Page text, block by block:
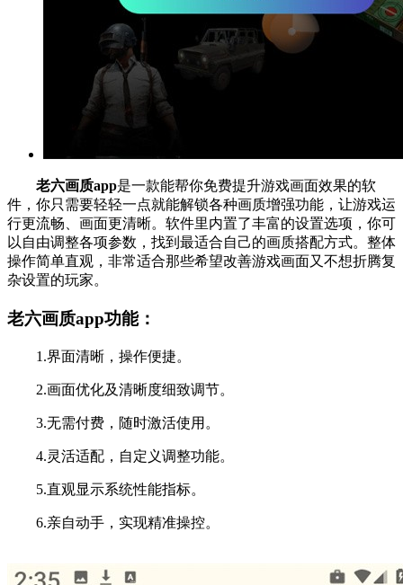
老六画质app是一款能帮你免费提升游戏画面效果的软
件，你只需要轻轻一点就能解锁各种画质增强功能，让游戏运
行更流畅、画面更清晰。软件里内置了丰富的设置选项，你可
以自由调整各项参数，找到最适合自己的画质搭配方式。整体
操作简单直观，非常适合那些希望改善游戏画面又不想折腾复
杂设置的玩家。
老六画质app功能：
1.界面清晰，操作便捷。
2.画面优化及清晰度细致调节。
3.无需付费，随时激活使用。
4.灵活适配，自定义调整功能。
5.直观显示系统性能指标。
6.亲自动手，实现精准操控。